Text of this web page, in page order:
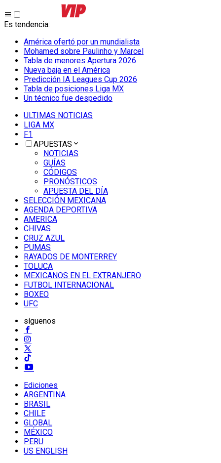
Es tendencia:
América ofertó por un mundialista
Mohamed sobre Paulinho y Marcel
Tabla de menores Apertura 2026
Nueva baja en el América
Predicción IA Leagues Cup 2026
Tabla de posiciones Liga MX
Un técnico fue despedido
ULTIMAS NOTICIAS
LIGA MX
F1
APUESTAS
NOTICIAS
GUÍAS
CÓDIGOS
PRONÓSTICOS
APUESTA DEL DÍA
SELECCIÓN MEXICANA
AGENDA DEPORTIVA
AMERICA
CHIVAS
CRUZ AZUL
PUMAS
RAYADOS DE MONTERREY
TOLUCA
MEXICANOS EN EL EXTRANJERO
FUTBOL INTERNACIONAL
BOXEO
UFC
síguenos
Ediciones
ARGENTINA
BRASIL
CHILE
GLOBAL
MÉXICO
PERU
US ENGLISH